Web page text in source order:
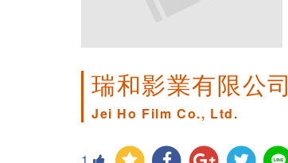
瑞和影業有限公司
Jei Ho Film Co., Ltd.
1